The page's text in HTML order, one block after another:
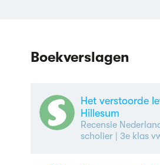
Boekverslagen
Het verstoorde
Hillesum
Recensie
scholier| 3e klas